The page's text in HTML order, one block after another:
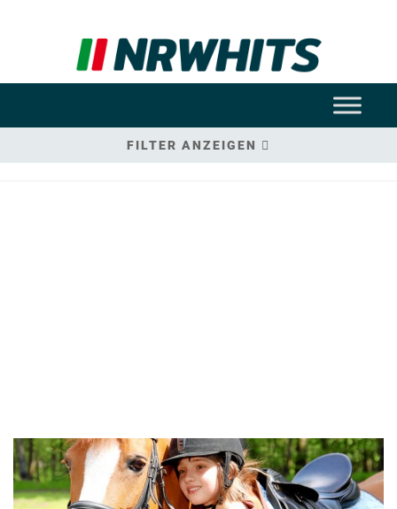
FILTER ANZEIGEN